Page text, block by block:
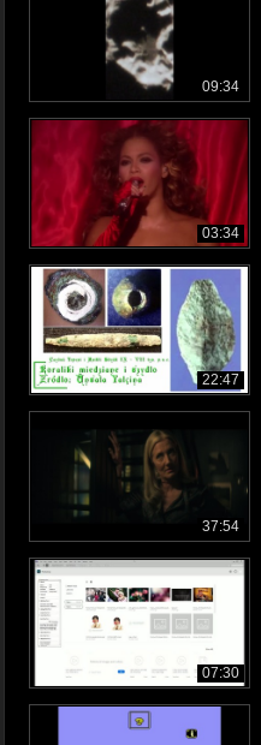
09:34
03:34
22:47
37:54
07:30